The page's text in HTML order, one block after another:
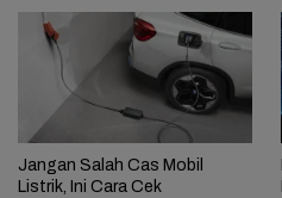
Jangan Salah Cas Mobil
Listrik, Ini Cara Cek